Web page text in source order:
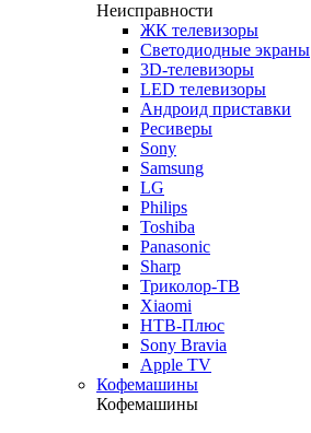
Неисправности
ЖК телевизоры
Светодиодные экраны
3D-телевизоры
LED телевизоры
Андроид приставки
Ресиверы
Sony
Samsung
LG
Philips
Toshiba
Panasonic
Sharp
Триколор-ТВ
Xiaomi
НТВ-Плюс
Sony Bravia
Apple TV
Кофемашины
Кофемашины